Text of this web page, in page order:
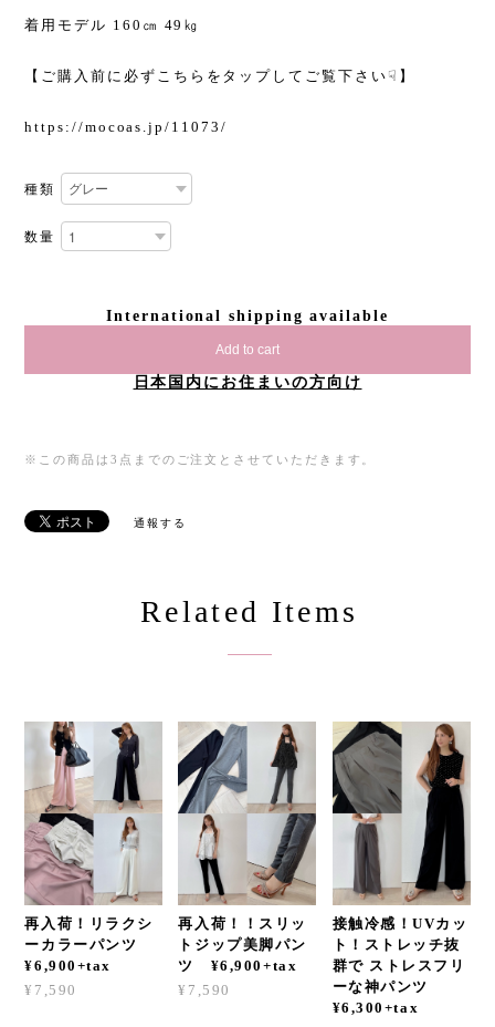
着用モデル 160㎝ 49㎏
【ご購入前に必ずこちらをタップしてご覧下さい☟】
https://mocoas.jp/11073/
種類
数量
International shipping available
Add to cart
日本国内にお住まいの方向け
※この商品は3点までのご注文とさせていただきます。
通報する
Related Items
再入荷！リラクシ
ーカラーパンツ
¥6,900+tax
¥7,590
再入荷！！スリッ
トジップ美脚パン
ツ ¥6,900+tax
¥7,590
接触冷感！UVカッ
ト！ストレッチ抜
群で ストレスフリ
ーな神パンツ
¥6,300+tax